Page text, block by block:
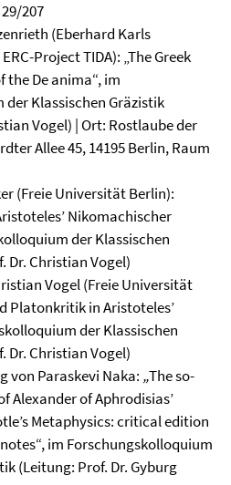
207
(Eberhard Karls
Project TIDA): „The Greek
De anima“, im
Klassischen Gräzistik
Vogel) | Ort: Rostlaube der
Allee 45, 14195 Berlin, Raum
(Freie Universität Berlin):
Nikomachischer
der Klassischen
Dr. Christian Vogel)
Vogel (Freie Universität
Platonkritik in Aristoteles’
der Klassischen
Dr. Christian Vogel)
von Paraskevi Naka: „The so-
Alexander of Aphrodisias’
Metaphysics: critical edition
im Forschungskolloquium
(Leitung: Prof. Dr. Gyburg